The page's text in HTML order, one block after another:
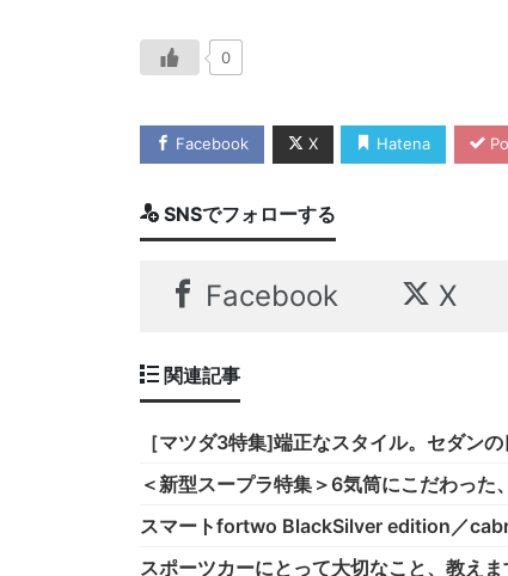
0
Facebook X Hatena
SNSでフォローする
Facebook X
関連記事
［マツダ3特集]端正なスタイル。セダン
＜新型スープラ特集＞6気筒にこだわった
スマートfortwo BlackSilver edition／
スポーツカーにとって大切なこと、教えま